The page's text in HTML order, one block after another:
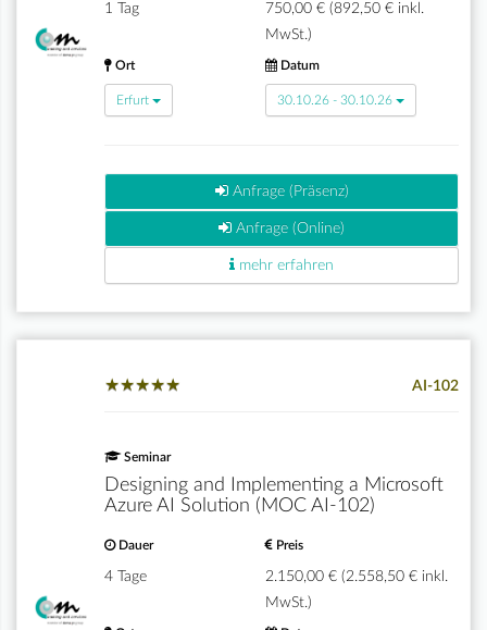
1 Tag
750,00 € (892,50 € inkl.
MwSt.)
Ort
Erfurt
Datum
30.10.26 - 30.10.26
Anfrage (Präsenz)
Anfrage (Online)
mehr erfahren
★★★★★
★★★★★ AI-102
Seminar
Designing and Implementing a Microsoft
Azure AI Solution (MOC AI-102)
Dauer
4 Tage
Preis
2.150,00 € (2.558,50 € inkl.
MwSt.)